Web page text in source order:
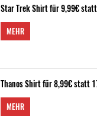
Star Trek Shirt für 9,99€
MEHR
Thanos Shirt für 8,99€ statt
MEHR